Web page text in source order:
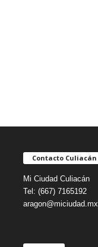
Contacto Culiacán
Mi Ciudad Culiacán
Tel: (667) 7165192
aragon@miciudad.mx